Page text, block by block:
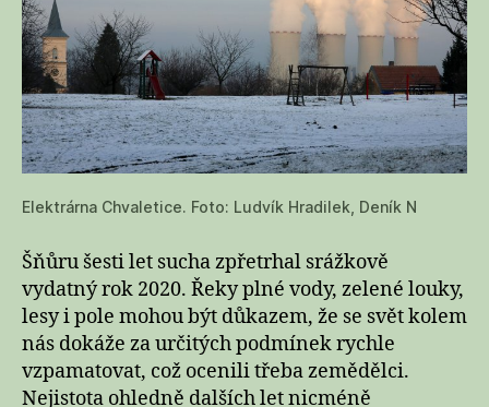
papírnám
i
elektrárnám
Elektrárna Chvaletice. Foto: Ludvík Hradilek, Deník N
Šňůru šesti let sucha zpřetrhal srážkově
vydatný rok 2020. Řeky plné vody, zelené louky,
lesy i pole mohou být důkazem, že se svět kolem
nás dokáže za určitých podmínek rychle
vzpamatovat, což ocenili třeba zemědělci.
Nejistota ohledně dalších let nicméně